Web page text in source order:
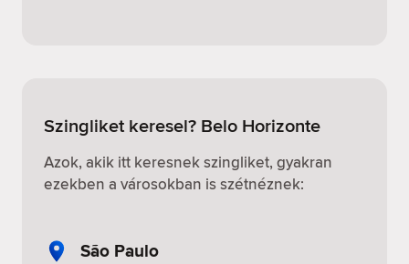
Szingliket keresel? Belo Horizonte
Azok, akik itt keresnek szingliket, gyakran
ezekben a városokban is szétnéznek:
São Paulo